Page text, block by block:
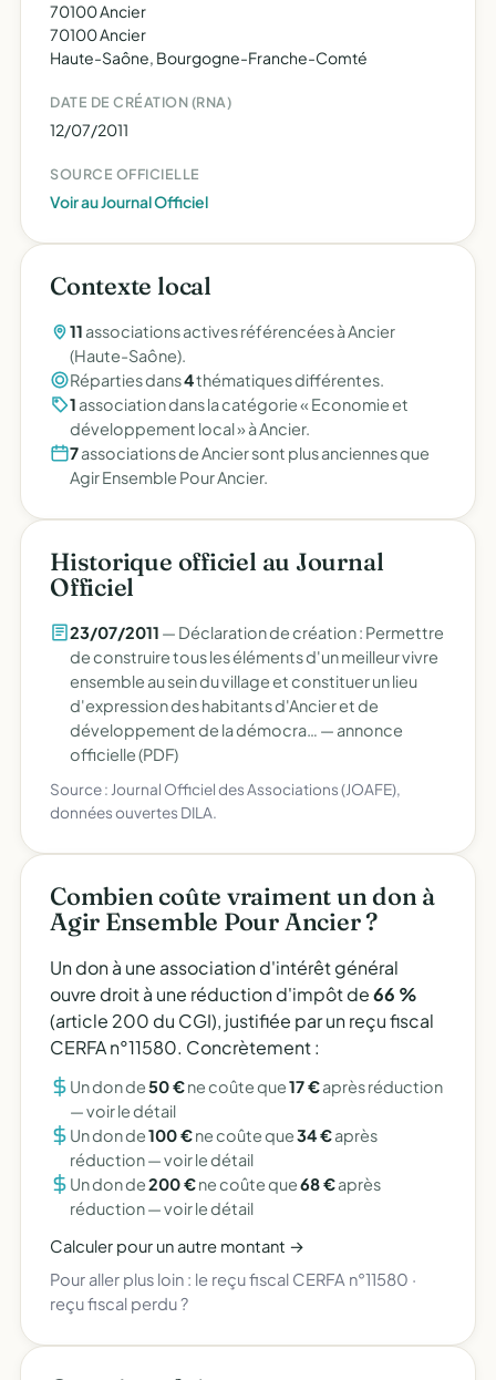
70100 Ancier
70100 Ancier
Haute-Saône, Bourgogne-Franche-Comté
DATE DE CRÉATION (RNA)
12/07/2011
SOURCE OFFICIELLE
Voir au Journal Officiel
Contexte local
11 associations actives référencées à Ancier
(Haute-Saône).
Réparties dans4thématiques différentes.
1 association dans la catégorie « Economie et
développement local » à Ancier.
7associations de Ancier sont plus anciennes que
Agir Ensemble Pour Ancier.
Historique officiel au Journal
Officiel
23/07/2011 — Déclaration de création : Permettre
de construire tous les éléments d'un meilleur vivre
ensemble au sein du village et constituer un lieu
d'expression des habitants d'Ancier et de
développement de la démocra… — annonce
officielle (PDF)
Source : Journal Officiel des Associations (JOAFE),
données ouvertes DILA.
Combien coûte vraiment un don à
Agir Ensemble Pour Ancier ?
Un don à une association d'intérêt général
ouvre droit à une réduction d'impôt de66 %
(article 200 du CGI), justifiée par un reçu fiscal
CERFA n°11580. Concrètement :
Un don de50 €ne coûte que17 €après réduction
—voir le détail
Un don de100 €ne coûte que34 €après
réduction —voir le détail
Un don de200 €ne coûte que68 €après
réduction —voir le détail
Calculer pour un autre montant →
Pour aller plus loin : le reçu fiscal CERFA n°11580 ·
reçu fiscal perdu ?